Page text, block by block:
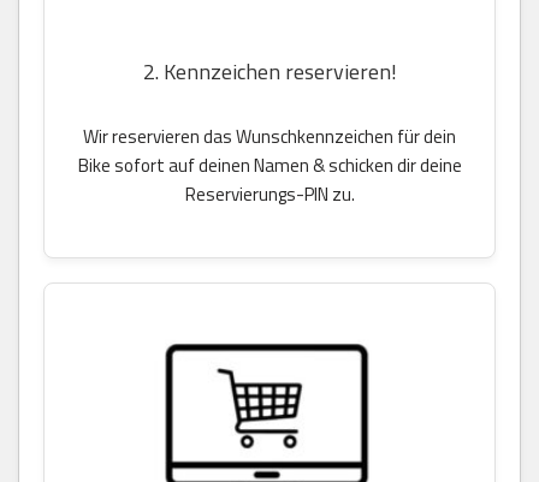
2. Kennzeichen reservieren!
Wir reservieren das Wunschkennzeichen für dein
Bike sofort auf deinen Namen & schicken dir deine
Reservierungs-PIN zu.